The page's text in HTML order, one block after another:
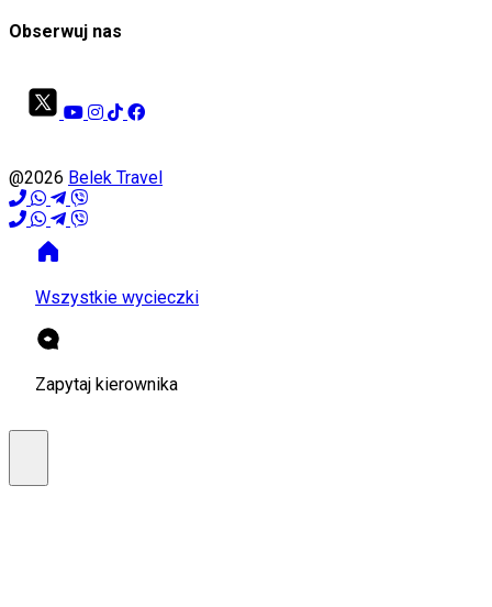
Obserwuj nas
@2026 Belek Travel
Wszystkie wycieczki
Zapytaj kierownika